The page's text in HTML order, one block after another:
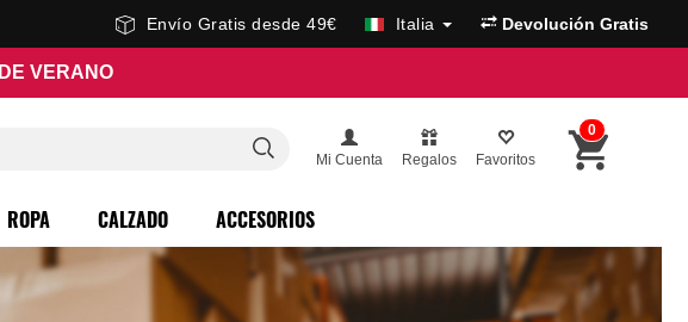
Envío Gratis desde 49€ Italia Devolución Gratis
VERANO
Mi Cuenta Regalos Favoritos
0
ROPA CALZADO ACCESORIOS